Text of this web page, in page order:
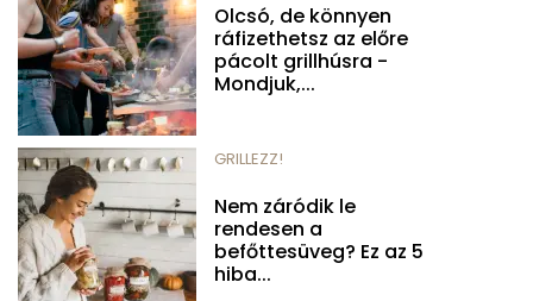
Olcsó, de könnyen
ráfizethetsz az előre
pácolt grillhúsra -
Mondjuk,...
GRILLEZZ!
Nem záródik le
rendesen a
befőttesüveg? Ez az 5
hiba...